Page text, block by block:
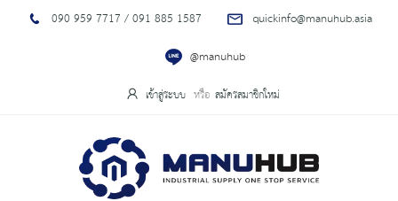
090 959 7717 / 091 885 1587
quickinfo@manuhub.asia
@manuhub
เข้าสู่ระบบ สมัครสมาชิกใหม่